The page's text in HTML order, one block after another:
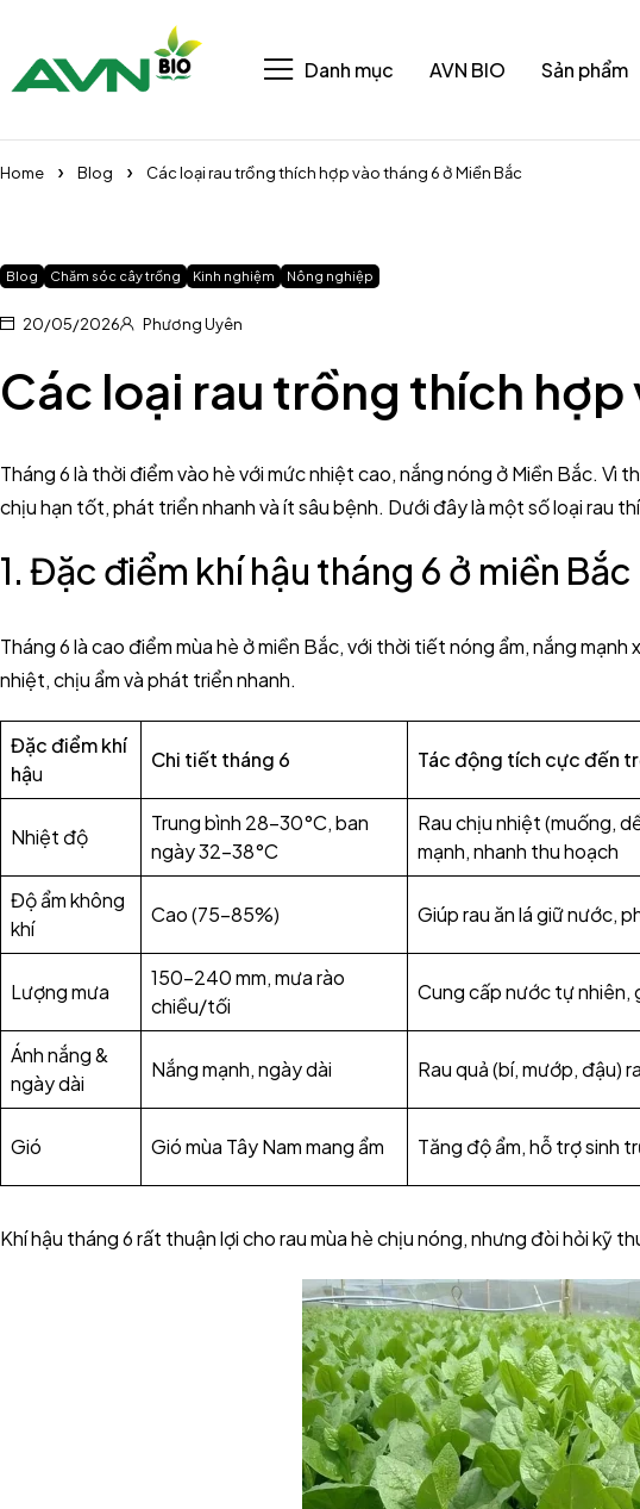
Danh mục AVN BIO Sản phẩm
Home Blog Các loại rau trồng thích hợp vào tháng 6 ở Miền Bắc
Blog Chăm sóc cây trồng Kinh nghiệm Nông nghiệp
20/05/2026 Phương Uyên
Các loại rau trồng thích hợp
Tháng 6 là thời điểm vào hè với mức nhiệt cao, nắng nóng ở Miền Bắc. Vì
chịu hạn tốt, phát triển nhanh và ít sâu bệnh. Dưới đây là một số loại rau
1. Đặc điểm khí hậu tháng 6 ở miền Bắc
Tháng 6 là cao điểm mùa hè ở miền Bắc, với thời tiết nóng ẩm, nắng
nhiệt, chịu ẩm và phát triển nhanh.
Đặc điểm khí
hậu
Chi tiết tháng 6 Tác động tích cực đến
Nhiệt độ
Trung bình 28–30°C, ban
ngày 32–38°C
Rau chịu nhiệt (muống,
mạnh, nhanh thu hoạch
Độ ẩm không
khí
Cao (75–85%) Giúp rau ăn lá giữ nước,
Lượng mưa
150–240 mm, mưa rào
chiều/tối
Cung cấp nước tự nhiên,
Ánh nắng &
ngày dài
Nắng mạnh, ngày dài Rau quả (bí, mướp, đậu)
Gió Gió mùa Tây Nam mang ẩm Tăng độ ẩm, hỗ trợ sinh
Khí hậu tháng 6 rất thuận lợi cho rau mùa hè chịu nóng, nhưng đòi hỏi kỹ